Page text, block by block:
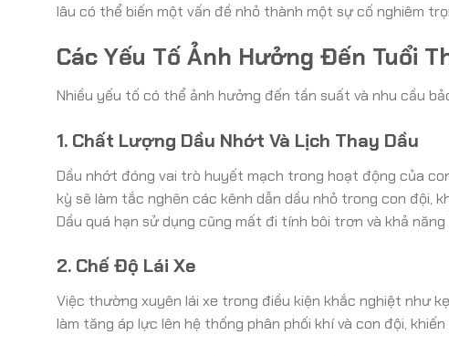
lâu có thể biến một vấn đề nhỏ thành một sự cố nghiêm
Các Yếu Tố Ảnh Hưởng Đến Tuổi
Nhiều yếu tố có thể ảnh hưởng đến tần suất và nhu cầu
1. Chất Lượng Dầu Nhớt Và Lịch Thay Dầu
Dầu nhớt đóng vai trò huyết mạch trong hoạt động của
kỳ sẽ làm tắc nghẽn các kênh dẫn dầu nhỏ trong con đội,
Dầu quá hạn sử dụng cũng mất đi tính bôi trơn và khả
2. Chế Độ Lái Xe
Việc thường xuyên lái xe trong điều kiện khắc nghiệt như
làm tăng áp lực lên hệ thống phân phối khí và con đội,